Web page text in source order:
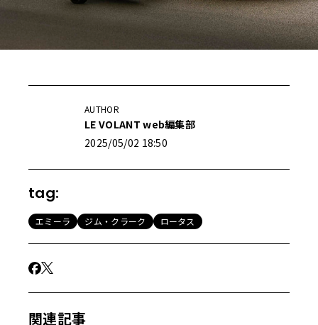
AUTHOR
LE VOLANT web編集部
2025/05/02 18:50
tag:
エミーラ ジム・クラーク ロータス
関連記事